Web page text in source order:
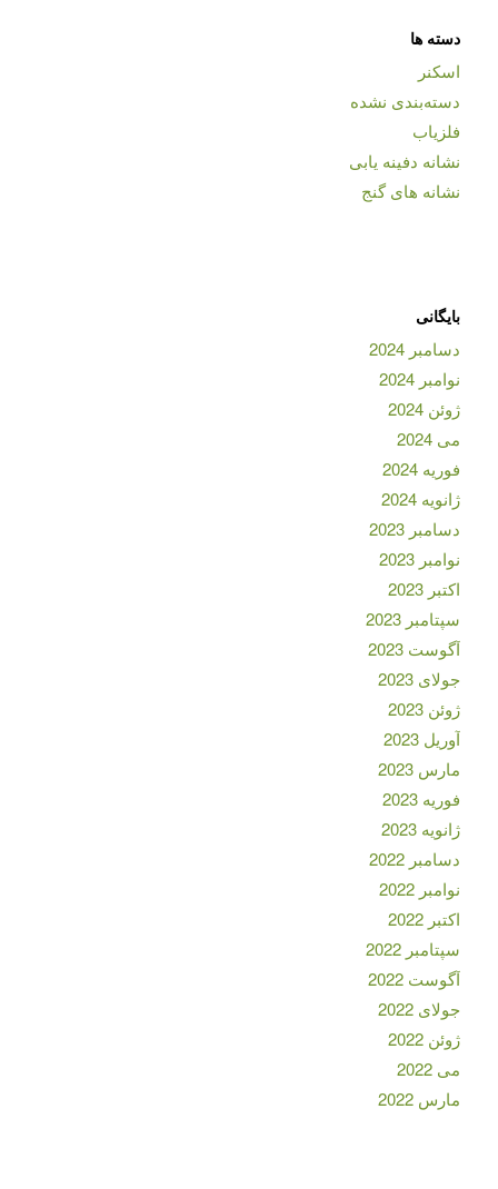
دسته ها
اسکنر
دسته‌بندی نشده
فلزیاب
نشانه دفینه یابی
نشانه های گنج
بایگانی
دسامبر 2024
نوامبر 2024
ژوئن 2024
می 2024
فوریه 2024
ژانویه 2024
دسامبر 2023
نوامبر 2023
اکتبر 2023
سپتامبر 2023
آگوست 2023
جولای 2023
ژوئن 2023
آوریل 2023
مارس 2023
فوریه 2023
ژانویه 2023
دسامبر 2022
نوامبر 2022
اکتبر 2022
سپتامبر 2022
آگوست 2022
جولای 2022
ژوئن 2022
می 2022
مارس 2022